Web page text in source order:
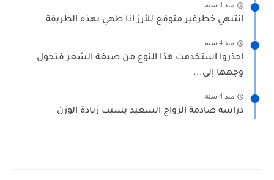
منذ 4 سنة
انتبهي خطرغير متوقع للأرز اذا طهي بهذه الطريقة
منذ 4 سنة
احذروا استخدمت هذا النوع من صبغة الشعر فتحول
وجهها إلى...
منذ 4 سنة
دراسه صادمة الزواج السعيد يسبب زيادة الوزن